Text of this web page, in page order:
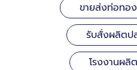
ขายส่งท่อทอ
รับสั่งผลิต
โรงงานผลิ